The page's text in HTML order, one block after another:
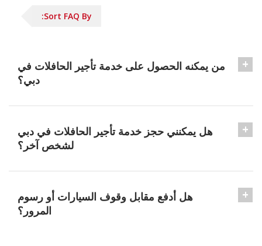
Sort FAQ By:
من يمكنه الحصول على خدمة تأجير الحافلات في
دبي؟
هل يمكنني حجز خدمة تأجير الحافلات في دبي
لشخص آخر؟
هل أدفع مقابل وقوف السيارات أو رسوم
المرور؟